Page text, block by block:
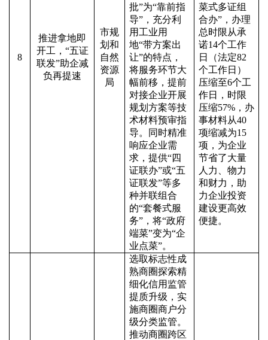
8
推进拿地即
开工， “五证
联发”助企减
负再提速
市规
划和
自然
资源
局
批”为“靠前指
导”，充分利
用工业用
地“带方案出
让”的特点，
将服务环节大
幅前移，提前
对接企业开展
规划方案等技
术材料预审指
导。同时精准
响应企业需
求，提供“四
证联办”或“五
证联发”等多
种并联组合
的“套餐式服
务”，将“政府
端菜”变为“企
业点菜”。
菜式多证组
合办”，办理
总时限从承
诺14个工作
日（法定82
个工作日）
压缩至6个工
作日，时限
压缩57%，办
事材料从40
项缩减为15
项，为企业
节省了大量
人力、物力
和财力，助
力企业投资
建设更高效
便捷。
选取标志性成
熟商圈探索精
细化信用监管
提质升级，实
施商圈商户分
级分类监管。
推动商圈跨区